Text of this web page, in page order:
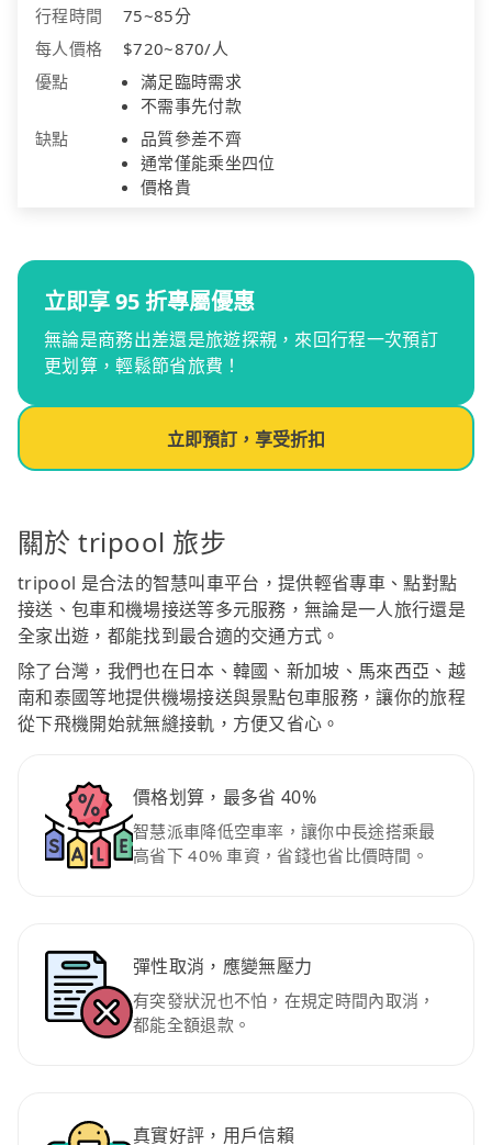
行程時間
75~85分
每人價格
$720~870/人
優點
滿足臨時需求
不需事先付款
缺點
品質參差不齊
通常僅能乘坐四位
價格貴
立即享 95 折專屬優惠
無論是商務出差還是旅遊探親，來回行程一次預訂
更划算，輕鬆節省旅費！
立即預訂，享受折扣
關於 tripool 旅步
tripool 是合法的智慧叫車平台，提供輕省專車、點對點
接送、包車和機場接送等多元服務，無論是一人旅行還是
全家出遊，都能找到最合適的交通方式。
除了台灣，我們也在日本、韓國、新加坡、馬來西亞、越
南和泰國等地提供機場接送與景點包車服務，讓你的旅程
從下飛機開始就無縫接軌，方便又省心。
價格划算，最多省 40%
智慧派車降低空車率，讓你中長途搭乘最
高省下 40% 車資，省錢也省比價時間。
彈性取消，應變無壓力
有突發狀況也不怕，在規定時間內取消，
都能全額退款。
真實好評，用戶信賴